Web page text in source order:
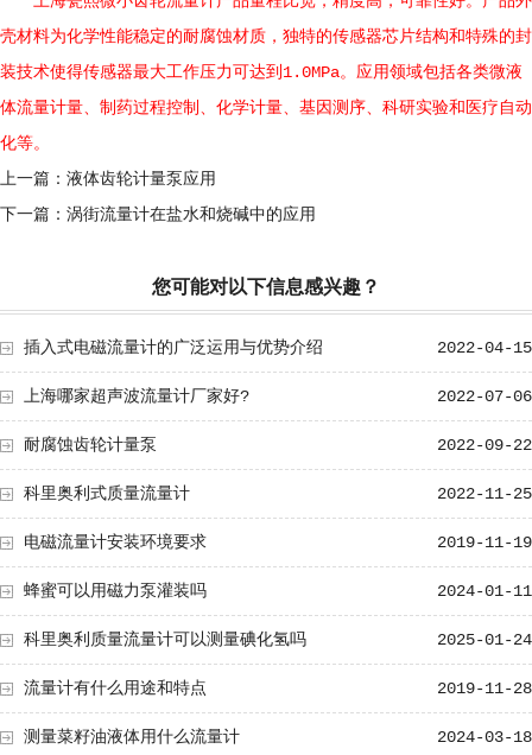
壳材料为化学性能稳定的耐腐蚀材质，独特的传感器芯片结构和特殊的封
装技术使得传感器最大工作压力可达到1.0MPa。应用领域包括各类微液
体流量计量、制药过程控制、化学计量、基因测序、科研实验和医疗自动
化等。
上一篇： 液体齿轮计量泵应用
下一篇： 涡街流量计在盐水和烧碱中的应用
您可能对以下信息感兴趣？
2022-04-15
插入式电磁流量计的广泛运用与优势介绍
2022-07-06
上海哪家超声波流量计厂家好?
2022-09-22
耐腐蚀齿轮计量泵
2022-11-25
科里奥利式质量流量计
2019-11-19
电磁流量计安装环境要求
2024-01-11
蜂蜜可以用磁力泵灌装吗
2025-01-24
科里奥利质量流量计可以测量碘化氢吗
2019-11-28
流量计有什么用途和特点
2024-03-18
测量菜籽油液体用什么流量计